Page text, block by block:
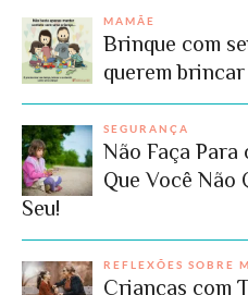
MAMÃE
Brinque com
querem
SEGURANÇA
Não Faça
Que Você Não
Seu!
REFLEXÕES SOBRE
Crianças com